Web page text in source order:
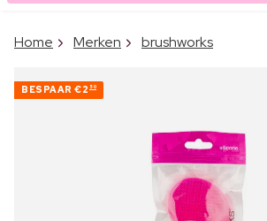
ITEM TOEGEVOEGD AAN
Home Merken brushworks
BESPAAR €2 50